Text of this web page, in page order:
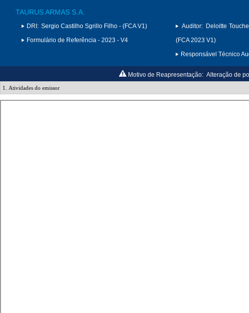
TAURUS ARMAS S.A.
DRI: Sergio Castilho Sgrillo Filho - (FCA V1)
Formulário de Referência - 2023 - V4
Auditor:
Deloitte
(FCA 2023 V1)
Responsável Técnico
Motivo de Reapresentação: Alteração de